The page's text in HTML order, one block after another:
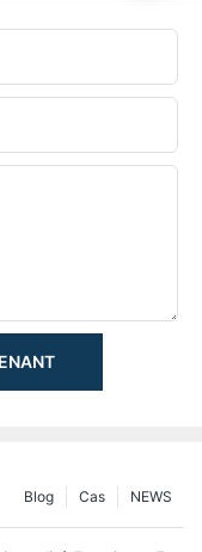
NEWS
Cas
Blog